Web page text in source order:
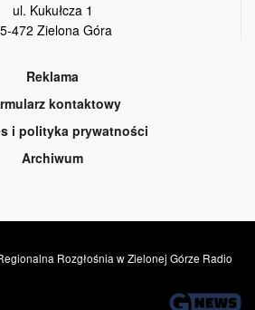
ul. Kukułcza 1
472 Zielona Góra
Reklama
kontaktowy
i polityka prywatności
Archiwum
Rozgłośnia w Zielonej Górze Radio